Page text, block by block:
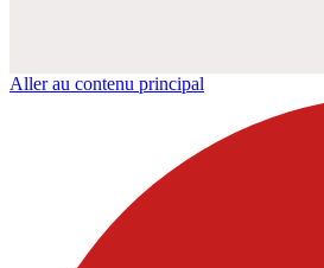
Aller au contenu principal